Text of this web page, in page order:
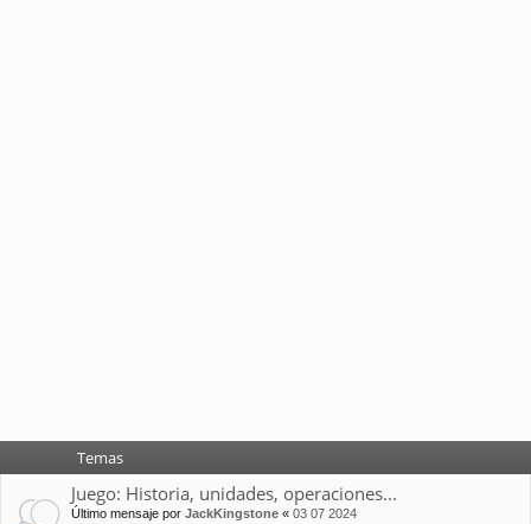
Temas
Juego: Historia, unidades, operaciones...
Último mensaje por JackKingstone « 03 07 2024